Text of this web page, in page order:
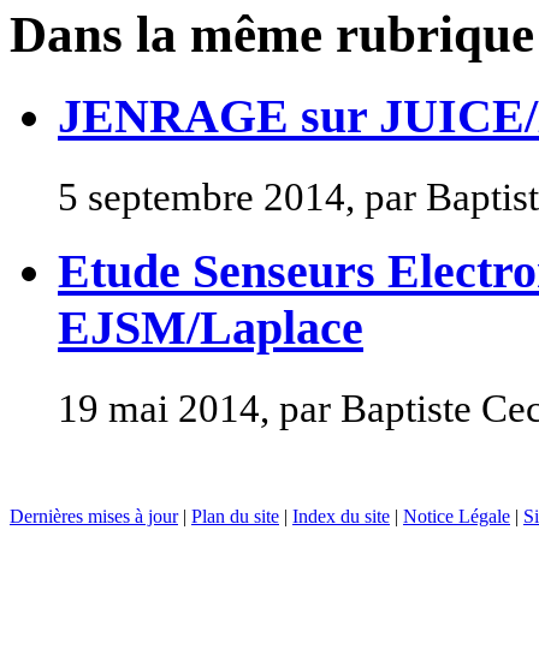
Dans la même rubrique
JENRAGE sur
5 septembre 2014, par
Etude Senseurs
EJSM/Laplace
19 mai 2014, par Baptiste
Dernières mises à jour| Plan du site | Index du site | Notice Légale |